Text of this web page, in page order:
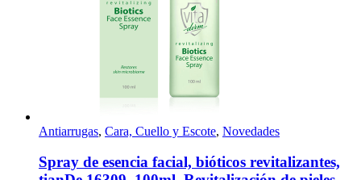
Antiarrugas, Cara, Cuello y Escote, Novedades
Spray de esencia facial, bióticos revitalizantes,